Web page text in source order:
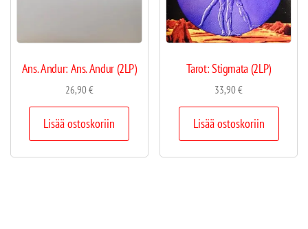
Ans. Andur: Ans. Andur (2LP)
26,90€
Lisää ostoskoriin
Tarot: Stigmata (2LP)
33,90€
Lisää ostoskoriin